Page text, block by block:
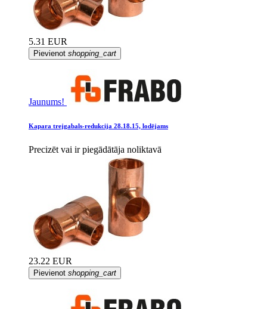
5.31 EUR
Pievienot shopping_cart
Jaunums!
Kapara trejgabals-redukcija 28.18.15, lodējams
Precizēt vai ir piegādātāja noliktavā
23.22 EUR
Pievienot shopping_cart